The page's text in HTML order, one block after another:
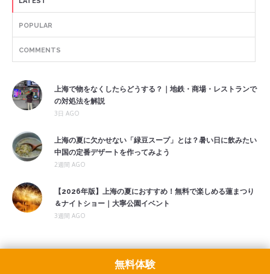
POPULAR
COMMENTS
上海で物をなくしたらどうする？｜地鉄・商場・レストランで
の対処法を解説
3日 AGO
上海の夏に欠かせない「緑豆スープ」とは？暑い日に飲みたい
中国の定番デザートを作ってみよう
2週間 AGO
【2026年版】上海の夏におすすめ！無料で楽しめる蓮まつり
＆ナイトショー｜大寧公園イベント
3週間 AGO
無料体験